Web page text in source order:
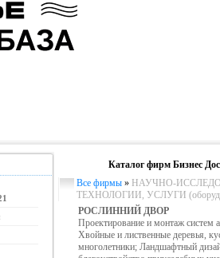
Каталог фирм Бизнес
Все фирмы » НАУЧНО-
ТЕХНОЛОГИИ, УСЛУГИ
РОСЛИННИЙ ДВОР
Проектирование и монтаж систем
Хвойные и лиственные деревья,
многолетники; Ландшафтный